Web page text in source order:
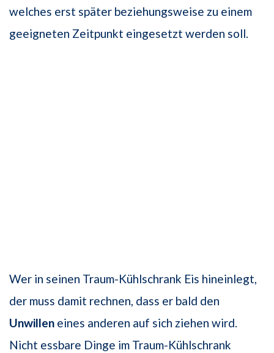
welches erst später beziehungsweise zu einem
geeigneten Zeitpunkt eingesetzt werden soll.
Wer in seinen Traum-Kühlschrank Eis hineinlegt,
der muss damit rechnen, dass er bald den
Unwillen eines anderen auf sich ziehen wird.
Nicht essbare Dinge im Traum-Kühlschrank